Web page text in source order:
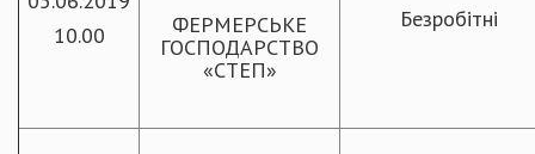
10.00
ФЕРМЕРСЬКЕ
ГОСПОДАРСТВО
«СТЕП»
Безробітні